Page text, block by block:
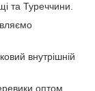
та Туреччини.
внутрішній
оптом